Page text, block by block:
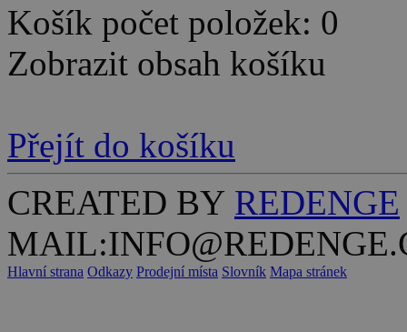
Košík počet položek: 0
Zobrazit obsah košíku
Přejít do košíku
CREATED BY REDENGE
Hlavní strana Odkazy Prodejní místa Slovník Mapa stránek